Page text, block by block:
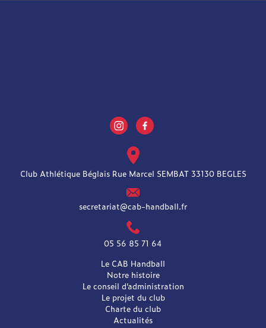
Club Athlétique Béglais Rue Marcel SEMBAT 33130 BEGLES
secretariat@cab-handball.fr
05 56 85 71 64
Le CAB Handball
Notre histoire
Le conseil d’administration
Le projet du club
Charte du club
Actualités